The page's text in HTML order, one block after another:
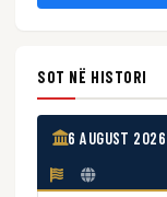
SOT NË HISTORI
6 AUGUST 2026